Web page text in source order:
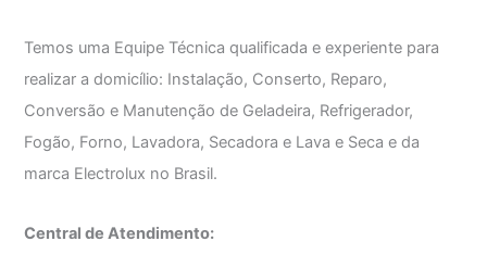
Temos uma Equipe Técnica qualificada e experiente para
realizar a domicílio: Instalação, Conserto, Reparo,
Conversão e Manutenção de Geladeira, Refrigerador,
Fogão, Forno, Lavadora, Secadora e Lava e Seca e da
marca Electrolux no Brasil.
Central de Atendimento: